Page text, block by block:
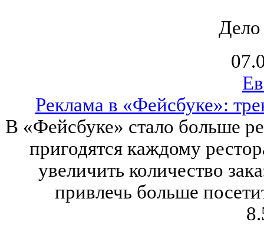
Дело
Реклама в «Фейсбуке»:
В «Фейсбуке» стало больше
пригодятся каждому
увеличить количество
привлечь больше